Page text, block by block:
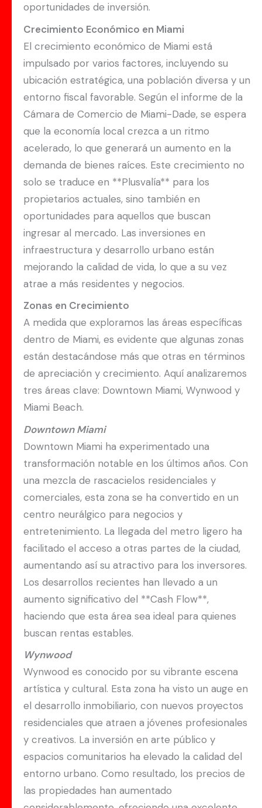
oportunidades de inversión.
Crecimiento Económico en Miami
El crecimiento económico de Miami está
impulsado por varios factores, incluyendo su
ubicación estratégica, una población diversa y un
entorno fiscal favorable. Según el informe de la
Cámara de Comercio de Miami-Dade, se espera
que la economía local crezca a un ritmo
acelerado, lo que generará un aumento en la
demanda de bienes raíces. Este crecimiento no
solo se traduce en **Plusvalía** para los
propietarios actuales, sino también en
oportunidades para aquellos que buscan
ingresar al mercado. Las inversiones en
infraestructura y desarrollo urbano están
mejorando la calidad de vida, lo que a su vez
atrae a más residentes y negocios.
Zonas en Crecimiento
A medida que exploramos las áreas específicas
dentro de Miami, es evidente que algunas zonas
están destacándose más que otras en términos
de apreciación y crecimiento. Aquí analizaremos
tres áreas clave: Downtown Miami, Wynwood y
Miami Beach.
Downtown Miami
Downtown Miami ha experimentado una
transformación notable en los últimos años. Con
una mezcla de rascacielos residenciales y
comerciales, esta zona se ha convertido en un
centro neurálgico para negocios y
entretenimiento. La llegada del metro ligero ha
facilitado el acceso a otras partes de la ciudad,
aumentando así su atractivo para los inversores.
Los desarrollos recientes han llevado a un
aumento significativo del **Cash Flow**,
haciendo que esta área sea ideal para quienes
buscan rentas estables.
Wynwood
Wynwood es conocido por su vibrante escena
artística y cultural. Esta zona ha visto un auge en
el desarrollo inmobiliario, con nuevos proyectos
residenciales que atraen a jóvenes profesionales
y creativos. La inversión en arte público y
espacios comunitarios ha elevado la calidad del
entorno urbano. Como resultado, los precios de
las propiedades han aumentado